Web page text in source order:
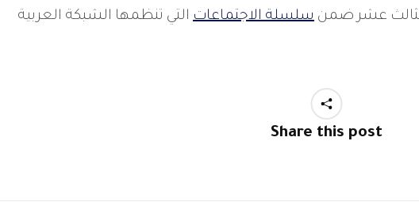
الثالث عشر ضمن سلسلة الاجتماعات التي تنظمها الشبكة العربية
Share this post